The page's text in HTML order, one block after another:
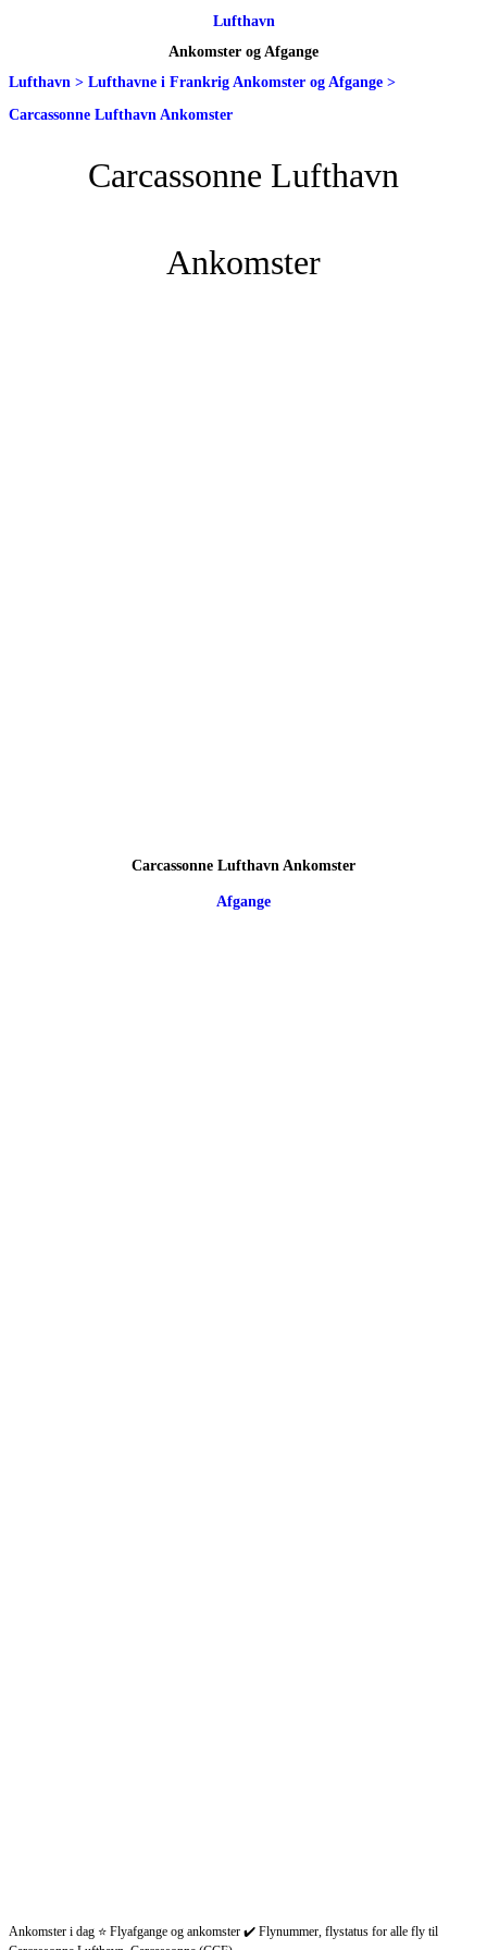
Lufthavn
Ankomster og Afgange
Lufthavn > Lufthavne i Frankrig Ankomster og Afgange >
Carcassonne Lufthavn Ankomster
Carcassonne Lufthavn
Ankomster
Carcassonne Lufthavn Ankomster
Afgange
Ankomster i dag ⭐ Flyafgange og ankomster ✔️ Flynummer, flystatus for alle fly til